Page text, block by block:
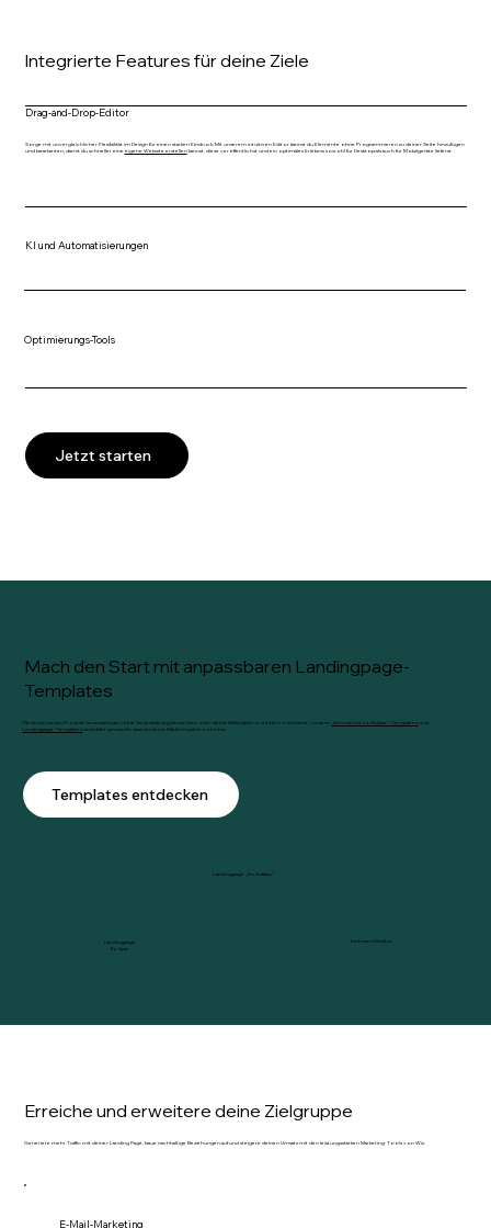
Integrierte Features für deine Ziele
Drag-and-Drop-Editor
Sorge mit unvergleichlicher Flexibilität im Design für einen starken Eindruck. Mit unserem intuitiven Editor kannst du Elemente ohne Programmieren zu deiner Seite hinzufügen
und bearbeiten, damit du schneller eine eigene Website erstellenkannst, diese veröffentlichst und ein optimales Erlebnis sowohl für Desktop als auch für Mobilgeräte lieferst.
KI und Automatisierungen
Optimierungs-Tools
Jetzt starten
Mach den Start mit anpassbaren Landingpage-
Templates
Ob du ein neues Produkt herausbringen, eine Veranstaltung bewerben oder deine Mailingliste erweitern möchtest – unsere „Demnächst verfügbar“-Templatesund
Landingpage-Templatessind dafür gemacht, dass du deine Marketingziele erreichst.
Templates entdecken
Landingpage „Im Aufbau“
Landingpage
für App
Innenarchitektur
Erreiche und erweitere deine Zielgruppe
Generiere mehr Traffic mit deiner Landing Page, baue nachhaltige Beziehungen auf und steigere deinen Umsatz mit den leistungsstarken Marketing-Tools von Wix.
E-Mail-Marketing